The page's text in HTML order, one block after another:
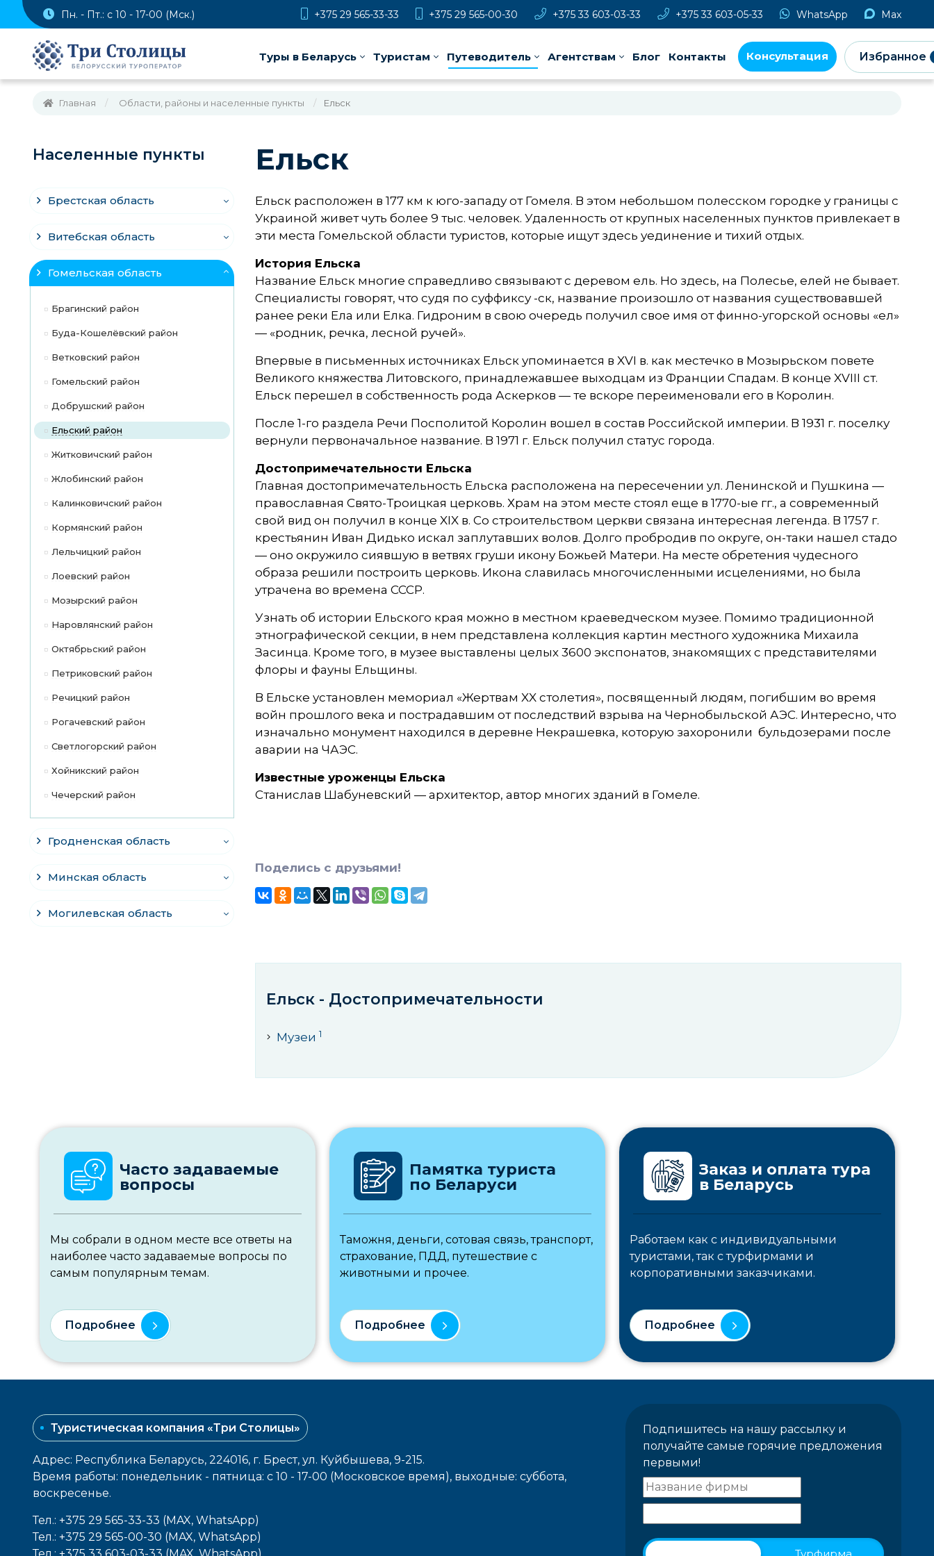
Пн. - Пт.: с 10 - 17-00 (Мск.) +375 29 565-33-33 +375 29 565-00-30 +375 33 603-03-33 +375 33 603-05-33 WhatsApp Max
Туры в Беларусь Туристам Путеводитель Агентствам Блог Контакты Консультация Избранное
Главная Области, районы и населенные пункты Ельск
Населенные пункты
Брестская область
Витебская область
Гомельская область
Брагинский район
Буда-Кошелёвский район
Ветковский район
Гомельский район
Добрушский район
Ельский район
Житковичский район
Жлобинский район
Калинковичский район
Кормянский район
Лельчицкий район
Лоевский район
Мозырский район
Наровлянский район
Октябрьский район
Петриковский район
Речицкий район
Рогачевский район
Светлогорский район
Хойникский район
Чечерский район
Гродненская область
Минская область
Могилевская область
Ельск
Ельск расположен в 177 км к юго-западу от Гомеля. В этом небольшом полесском городке у границы с
Украиной живет чуть более 9 тыс. человек. Удаленность от крупных населенных пунктов привлекает в
эти места Гомельской области туристов, которые ищут здесь уединение и тихий отдых.
История Ельска
Название Ельск многие справедливо связывают с деревом ель. Но здесь, на Полесье, елей не бывает.
Специалисты говорят, что судя по суффиксу -ск, название произошло от названия существовавшей
ранее реки Ела или Елка. Гидроним в свою очередь получил свое имя от финно-угорской основы «ел»
— «родник, речка, лесной ручей».
Впервые в письменных источниках Ельск упоминается в XVI в. как местечко в Мозырьском повете
Великого княжества Литовского, принадлежавшее выходцам из Франции Спадам. В конце XVIII ст.
Ельск перешел в собственность рода Аскерков — те вскоре переименовали его в Королин.
После 1-го раздела Речи Посполитой Королин вошел в состав Российской империи. В 1931 г. поселку
вернули первоначальное название. В 1971 г. Ельск получил статус города.
Достопримечательности Ельска
Главная достопримечательность Ельска расположена на пересечении ул. Ленинской и Пушкина —
православная Свято-Троицкая церковь. Храм на этом месте стоял еще в 1770-ые гг., а современный
свой вид он получил в конце XIX в. Со строительством церкви связана интересная легенда. В 1757 г.
крестьянин Иван Дидько искал заплутавших волов. Долго пробродив по округе, он-таки нашел стадо
— оно окружило сиявшую в ветвях груши икону Божьей Матери. На месте обретения чудесного
образа решили построить церковь. Икона славилась многочисленными исцелениями, но была
утрачена во времена СССР.
Узнать об истории Ельского края можно в местном краеведческом музее. Помимо традиционной
этнографической секции, в нем представлена коллекция картин местного художника Михаила
Засинца. Кроме того, в музее выставлены целых 3600 экспонатов, знакомящих с представителями
флоры и фауны Ельщины.
В Ельске установлен мемориал «Жертвам XX столетия», посвященный людям, погибшим во время
войн прошлого века и пострадавшим от последствий взрыва на Чернобыльской АЭС. Интересно, что
изначально монумент находился в деревне Некрашевка, которую захоронили бульдозерами после
аварии на ЧАЭС.
Известные уроженцы Ельска
Станислав Шабуневский — архитектор, автор многих зданий в Гомеле.
Поделись с друзьями!
Ельск - Достопримечательности
Музеи 1
Часто задаваемые
вопросы
Мы собрали в одном месте все ответы на
наиболее часто задаваемые вопросы по
самым популярным темам.
Подробнее
Памятка туриста
по Беларуси
Таможня, деньги, сотовая связь, транспорт,
страхование, ПДД, путешествие с
животными и прочее.
Подробнее
Заказ и оплата тура
в Беларусь
Работаем как с индивидуальными
туристами, так с турфирмами и
корпоративными заказчиками.
Подробнее
Туристическая компания «Три Столицы»
Адрес: Республика Беларусь, 224016, г. Брест, ул. Куйбышева, 9-215.
Время работы: понедельник - пятница: с 10 - 17-00 (Московское время), выходные: cуббота,
воcкресенье.
Тел.: +375 29 565-33-33 (MAX, WhatsApp)
Тел.: +375 29 565-00-30 (MAX, WhatsApp)
Подпишитесь на нашу рассылку и
получайте самые горячие предложения
первыми!
Турфирма